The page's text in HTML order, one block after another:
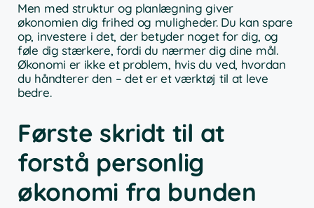
Men med struktur og planlægning giver
økonomien dig frihed og muligheder. Du kan spare
op, investere i det, der betyder noget for dig, og
føle dig stærkere, fordi du nærmer dig dine mål.
Økonomi er ikke et problem, hvis du ved, hvordan
du håndterer den – det er et værktøj til at leve
bedre.
Første skridt til at
forstå personlig
økonomi fra bunden